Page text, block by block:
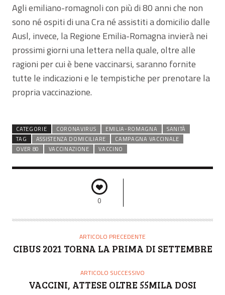
Agli emiliano-romagnoli con più di 80 anni che non
sono né ospiti di una Cra né assistiti a domicilio dalle
Ausl, invece, la Regione Emilia-Romagna invierà nei
prossimi giorni una lettera nella quale, oltre alle
ragioni per cui è bene vaccinarsi, saranno fornite
tutte le indicazioni e le tempistiche per prenotare la
propria vaccinazione.
CATEGORIE CORONAVIRUS EMILIA-ROMAGNA
SANITÀ
TAG
ASSISTENZA DOMICILIARE
CAMPAGNA VACCINALE
OVER 80
VACCINAZIONE VACCINO
0
ARTICOLO PRECEDENTE
CIBUS 2021 TORNA LA PRIMA DI SETTEMBRE
ARTICOLO SUCCESSIVO
VACCINI, ATTESE OLTRE 55MILA DOSI